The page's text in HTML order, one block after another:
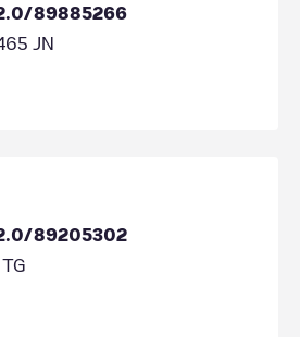
2.0/89885266
JN
2.0/89205302